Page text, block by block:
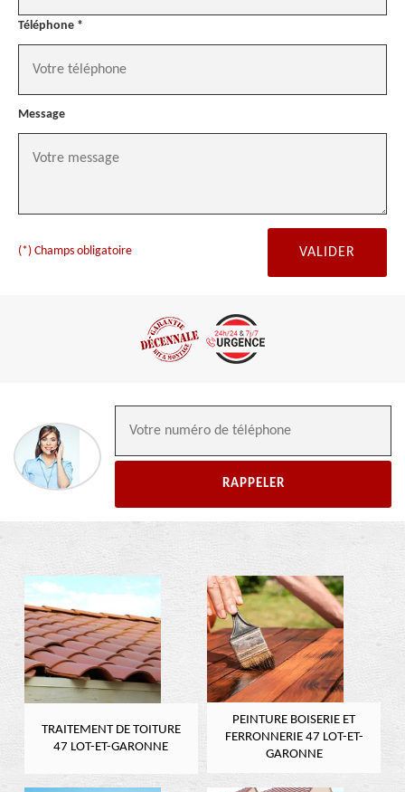
Téléphone *
Message
(*) Champs obligatoire
TRAITEMENT DE TOITURE
47 LOT-ET-GARONNE
PEINTURE BOISERIE ET
FERRONNERIE 47 LOT-ET-
GARONNE